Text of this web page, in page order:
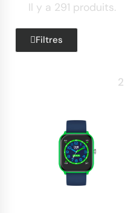
Il y a 291 produits.
Filtres
2